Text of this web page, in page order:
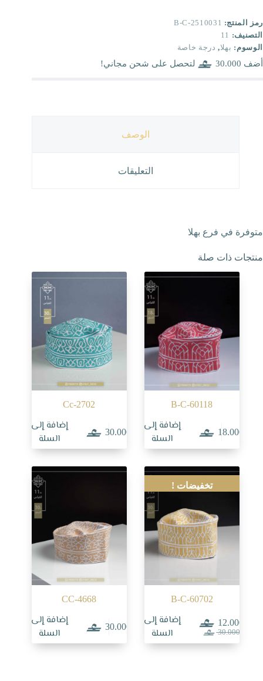
رمز المنتج: B-C-2510031
التصنيف: 11
الوسوم: بهلا, درجة خاصة
أضف 30.000 لتحصل على شحن مجاني!
الوصف
التعليقات
متوفرة في فرع بهلا
منتجات ذات صلة
B-C-60118
18.000
إضافة إلى
السلة
Cc-2702
30.000
إضافة إلى
السلة
تخفيضات !
B-C-60702
30.000السعر
الأصلي
12.000
السعر
الحالي
إضافة إلى
السلة
CC-4668
30.000
إضافة إلى
السلة